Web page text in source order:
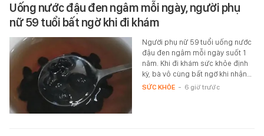
Uống nước đậu đen ngâm mỗi ngày, người phụ
nữ 59 tuổi bất ngờ khi đi khám
Người phụ nữ 59 tuổi uống nước
đậu đen ngâm mỗi ngày suốt 1
năm. Khi đi khám sức khỏe định
kỳ, bà vô cùng bất ngờ khi nhận…
SỨC KHỎE - 6 giờ trước